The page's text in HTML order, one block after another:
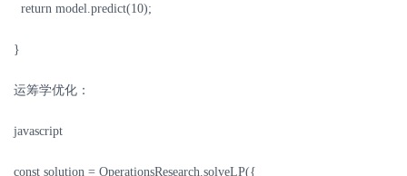
return model.predict(10);
}
运筹学优化：
javascript
const solution = OperationsResearch.solveLP({